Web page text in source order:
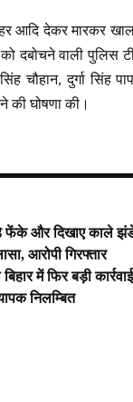
आदि देकर मारकर
वाली पुलिस
चौहान, दुर्गा सिंह
की घोषणा की।
फेंके और दिखाए काले
आरोपी गिरफ्तार
में फिर बड़ी
निलम्बित